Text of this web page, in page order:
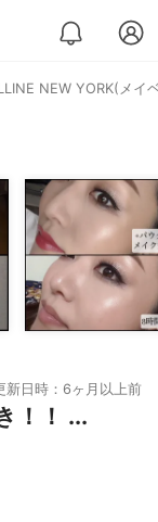
NEW YORK(メ
新日時：6ヶ月以上前
！！ ...